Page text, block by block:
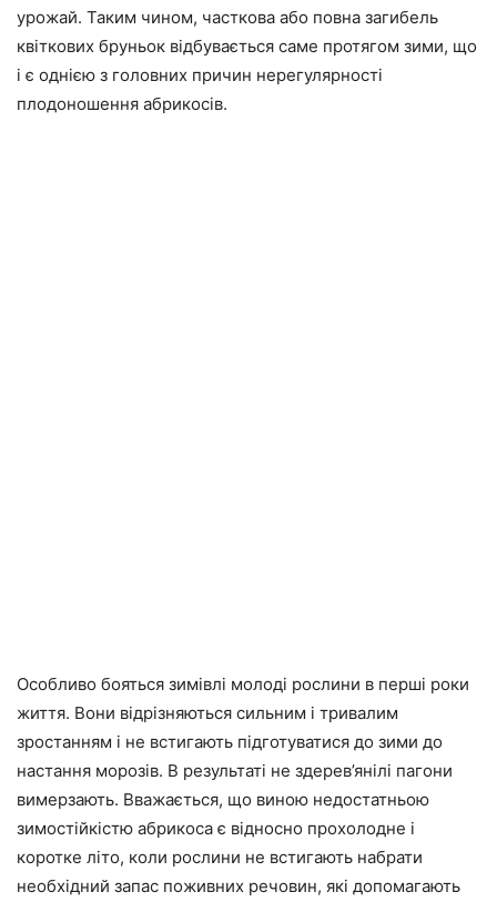
урожай. Таким чином, часткова або повна загибель
квіткових бруньок відбувається саме протягом зими, що
і є однією з головних причин нерегулярності
плодоношення абрикосів.
Особливо бояться зимівлі молоді рослини в перші роки
життя. Вони відрізняються сильним і тривалим
зростанням і не встигають підготуватися до зими до
настання морозів. В результаті не здерев’янілі пагони
вимерзають. Вважається, що виною недостатньою
зимостійкістю абрикоса є відносно прохолодне і
коротке літо, коли рослини не встигають набрати
необхідний запас поживних речовин, які допомагають